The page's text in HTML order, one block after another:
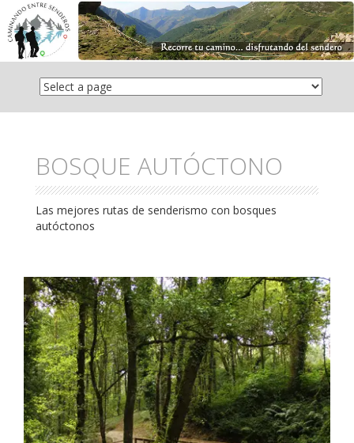
Saltar
contenido
BOSQUE AUTÓCTONO
Las mejores rutas de senderismo con bosques
autóctonos